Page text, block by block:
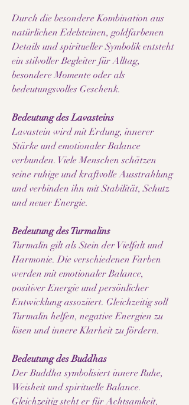
Durch die besondere Kombination aus
natürlichen Edelsteinen, goldfarbenen
Details und spiritueller Symbolik entsteht
ein stilvoller Begleiter für Alltag,
besondere Momente oder als
bedeutungsvolles Geschenk.
Bedeutung des Lavasteins
Lavastein wird mit Erdung, innerer
Stärke und emotionaler Balance
verbunden. Viele Menschen schätzen
seine ruhige und kraftvolle Ausstrahlung
und verbinden ihn mit Stabilität, Schutz
und neuer Energie.
Bedeutung des Turmalins
Turmalin gilt als Stein der Vielfalt und
Harmonie. Die verschiedenen Farben
werden mit emotionaler Balance,
positiver Energie und persönlicher
Entwicklung assoziiert. Gleichzeitig soll
Turmalin helfen, negative Energien zu
lösen und innere Klarheit zu fördern.
Bedeutung des Buddhas
Der Buddha symbolisiert innere Ruhe,
Weisheit und spirituelle Balance.
Gleichzeitig steht er für Achtsamkeit,